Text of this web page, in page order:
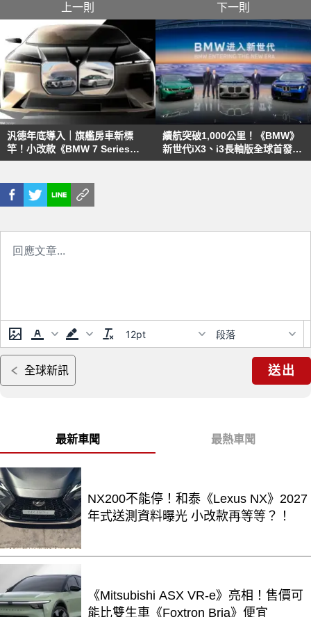
上一則
汎德年底導入｜旗艦房車新標
竿！小改款《BMW 7 Series》
電車續航大漲 繼續供應V8動力
下一則
續航突破1,000公里！《BMW》
新世代iX3、i3長軸版全球首發
純電7 Series同步進化
12pt 段落
全球新訊 送出
最新車聞 最熱車聞
NX200不能停！和泰《Lexus NX》2027
年式送測資料曝光 小改款再等等？！
《Mitsubishi ASX VR-e》亮相！售價可
能比雙生車《Foxtron Bria》便宜